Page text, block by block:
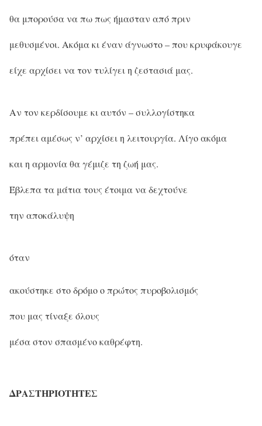
θα μπορούσα να πω πως ήμασταν από πριν
μεθυσμένοι. Ακόμα κι έναν άγνωστο – που κρυφάκουγε
είχε αρχίσει να τον τυλίγει η ζεστασιά μας.
Αν τον κερδίσουμε κι αυτόν – συλλογίστηκα
πρέπει αμέσως ν’ αρχίσει η λειτουργία. Λίγο ακόμα
και η αρμονία θα γέμιζε τη ζωή μας.
Έβλεπα τα μάτια τους έτοιμα να δεχτούνε
την αποκάλυψη
όταν
ακούστηκε στο δρόμο ο πρώτος πυροβολισμός
που μας τίναξε όλους
μέσα στον σπασμένο καθρέφτη.
ΔΡΑΣΤΗΡΙΟΤΗΤΕΣ